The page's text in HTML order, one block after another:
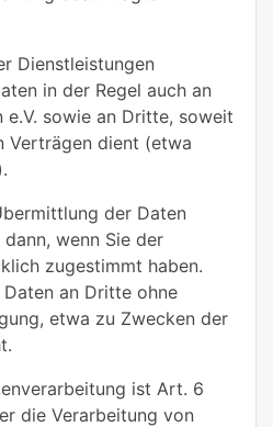
Dienstleistungen
in der Regel auch an
e.V. sowie an Dritte, soweit
Verträgen dient (etwa
der Daten
wenn Sie der
zugestimmt haben.
an Dritte ohne
etwa zu Zwecken der
ist Art. 6
die Verarbeitung von